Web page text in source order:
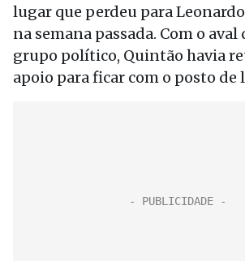
lugar que perdeu para
na semana passada. Com o aval
grupo político, Quintão havia
apoio para ficar com o posto de